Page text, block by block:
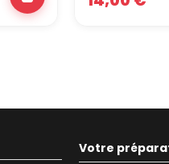
Votre